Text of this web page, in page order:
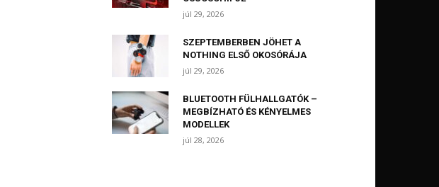
júl 29, 2026
SZEPTEMBERBEN JÖHET A
NOTHING ELSŐ OKOSÓRÁJA
júl 29, 2026
BLUETOOTH FÜLHALLGATÓK –
MEGBÍZHATÓ ÉS KÉNYELMES
MODELLEK
júl 28, 2026